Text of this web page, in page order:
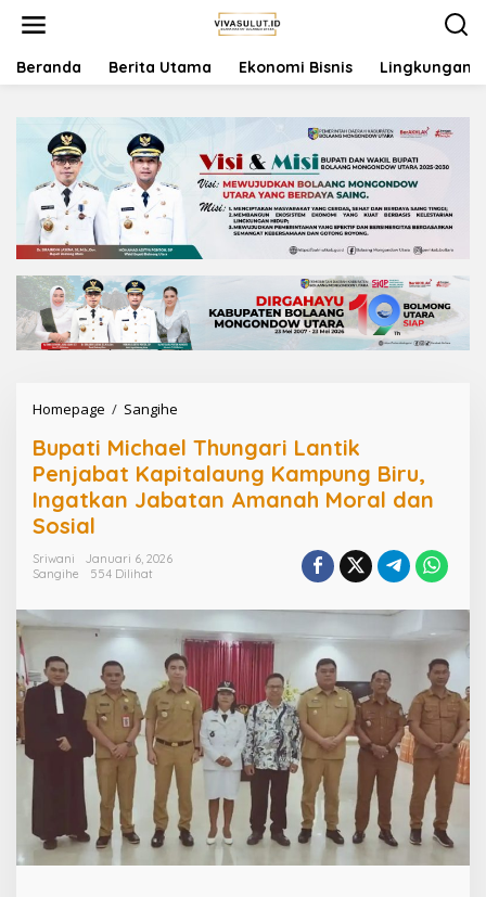
Beranda Berita Utama Ekonomi Bisnis Lingkungan
Homepage / Sangihe
p
a
t
i
T
h
u
g
i
L
a
Bupati Michael Thungari Lantik
Penjabat Kapitalaung Kampung Biru,
Ingatkan Jabatan Amanah Moral dan
Sosial
Sriwani
Januari 6, 2026
Sangihe
554 Dilihat